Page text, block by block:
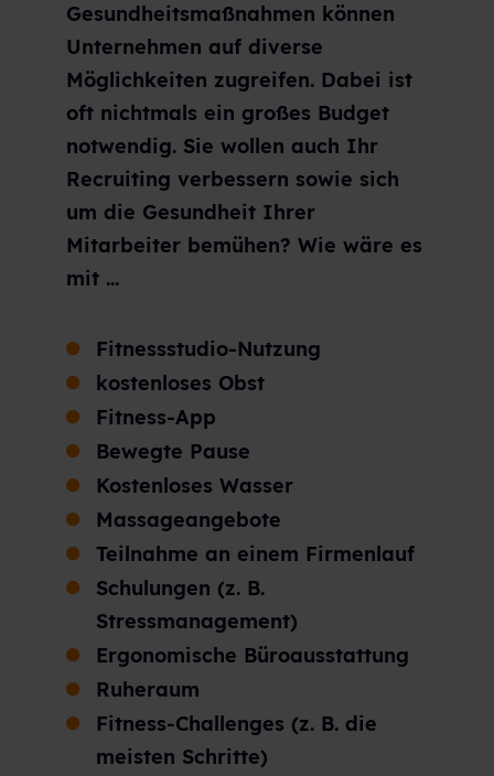
Gesundheitsmaßnahmen können
Unternehmen auf diverse
Möglichkeiten zugreifen. Dabei ist
oft nichtmals ein großes Budget
notwendig. Sie wollen auch Ihr
Recruiting verbessern sowie sich
um die Gesundheit Ihrer
Mitarbeiter bemühen? Wie wäre es
mit ...
Fitnessstudio-Nutzung
kostenloses Obst
Fitness-App
Bewegte Pause
Kostenloses Wasser
Massageangebote
Teilnahme an einem Firmenlauf
Schulungen (z. B.
Stressmanagement)
Ergonomische Büroausstattung
Ruheraum
Fitness-Challenges (z. B. die
meisten Schritte)